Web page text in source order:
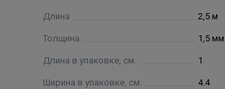
Длина 2,5 м
Толщина 1,5
Длина в упаковке, см. 1
Ширина в упаковке, см. 4.4